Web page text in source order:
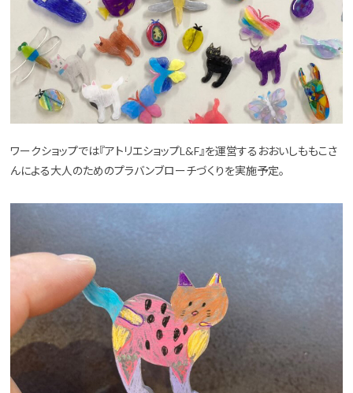
ワークショップでは『アトリエショップL&F』を運営するおおいしももこさ
んによる大人のためのプラバンブローチづくりを実施予定。